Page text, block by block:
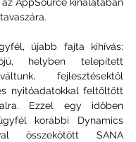
újabb fajta kihívás:
helyben telepített
fejlesztésektől
nyitóadatokkal feltöltött
Ezzel egy időben
korábbi Dynamics
összekötött SANA